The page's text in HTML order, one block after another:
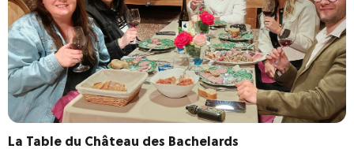
Secteurs géographiques
Le Beaujolais de vignes en villages
Les Monts du Lyonnais
De Vienne à Condrieu
Communes
La Table du Château des Bachelards